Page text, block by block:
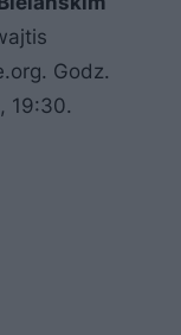
Godz.
19:30.